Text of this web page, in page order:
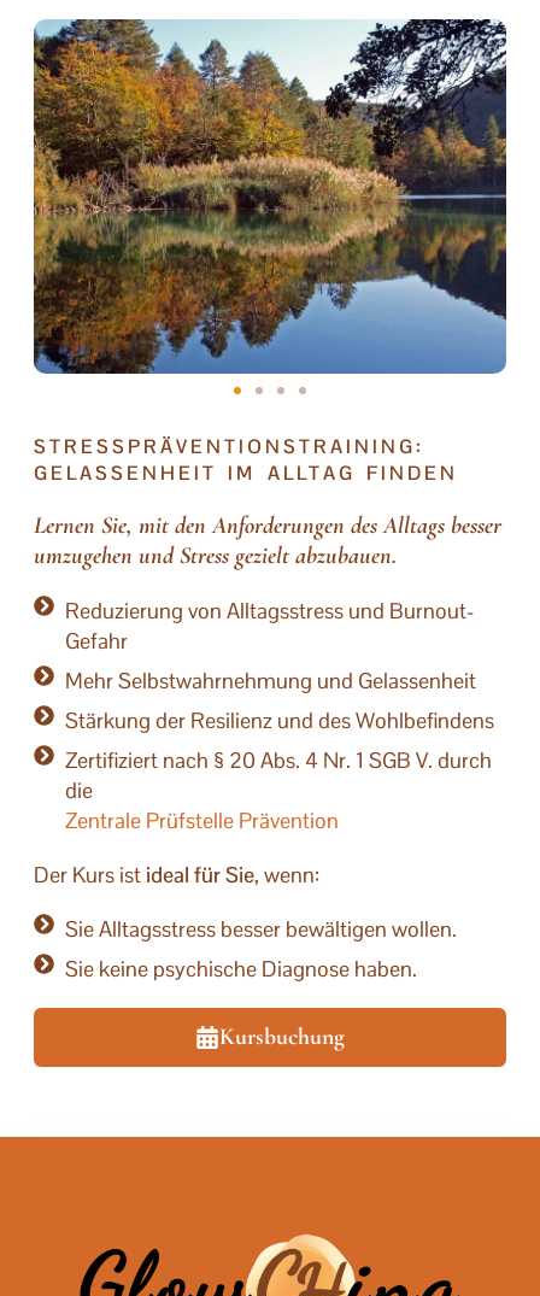
STRESSPRÄVEN­TIONSTRAINING:
GELASSENHEIT IM ALLTAG FINDEN
Lernen Sie, mit den Anforderungen des Alltags besser
umzugehen und Stress gezielt abzubauen.
Reduzierung von Alltagsstress und Burnout-
Gefahr
Mehr Selbstwahrnehmung und Gelassenheit
Stärkung der Resilienz und des Wohlbefindens
Zertifiziert nach § 20 Abs. 4 Nr. 1 SGB V. durch
die
Zentrale Prüfstelle Prävention
Der Kurs ist ideal für Sie, wenn:
Sie Alltagsstress besser bewältigen wollen.
Sie keine psychische Diagnose haben.
Kursbuchung